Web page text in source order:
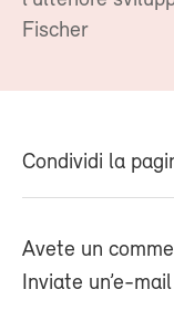
Fischer
Condividi la
Avete un
Inviate un’e-